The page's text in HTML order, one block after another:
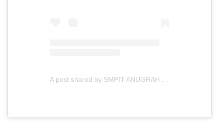
A post shared by SMPIT ANUGRAH INSANI (@smpitanugerahinsani)